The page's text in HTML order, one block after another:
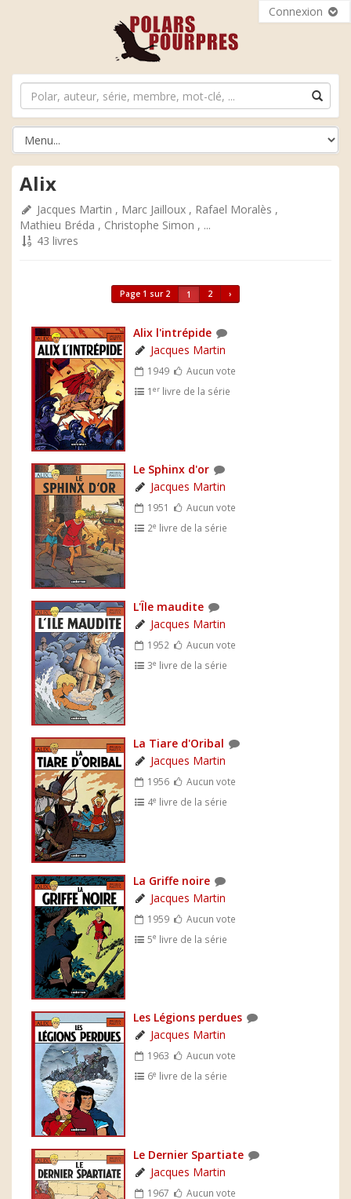
Connexion
Alix
Jacques Martin , Marc Jailloux , Rafael Moralès ,
Mathieu Bréda , Christophe Simon , ...
43 livres
Page 1 sur 2 1 2 ›
Alix l'intrépide
Jacques Martin
1949
Aucun vote
1er livre de la série
Le Sphinx d'or
Jacques Martin
1951
Aucun vote
2e livre de la série
L'Île maudite
Jacques Martin
1952
Aucun vote
3e livre de la série
La Tiare d'Oribal
Jacques Martin
1956
Aucun vote
4e livre de la série
La Griffe noire
Jacques Martin
1959
Aucun vote
5e livre de la série
Les Légions perdues
Jacques Martin
1963
Aucun vote
6e livre de la série
Le Dernier Spartiate
Jacques Martin
1967
Aucun vote